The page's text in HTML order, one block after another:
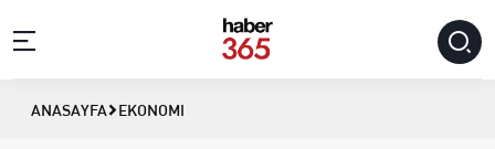
ANASAYFA EKONOMI